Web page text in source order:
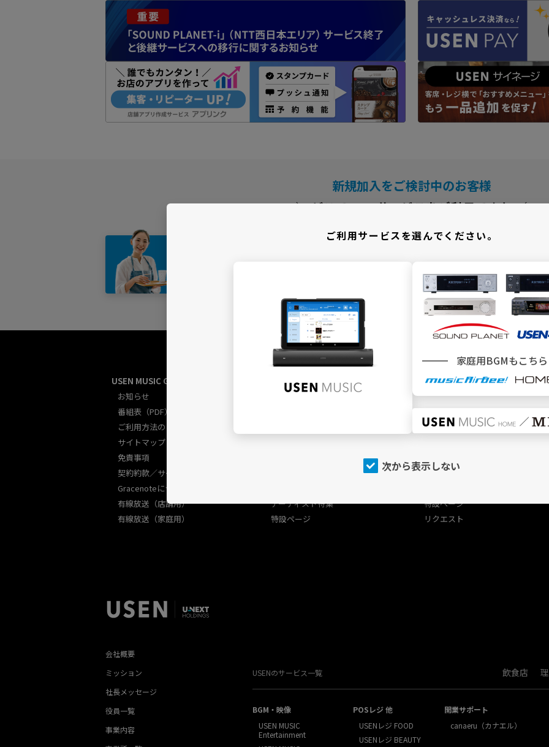
新規加入をご検討中のお客様
＼ どこでBGMサービスをご利用ですか ／
USEN MUSIC GUIDE総合
お知らせ
番組表（PDF）
ご利用方法のご案内
サイトマップ
免責事項
契約約款／サービス規約
Gracenoteについて
有線放送（店舗用）
有線放送（家庭用）
USEN MUSIC
トップページ
アーティスト特集
特設ページ
SOUND PLANET／USEN440
トップページ
PLAYING）
USEN（有線）ランキング
特設ページ
リクエスト
会社概要
ミッション
社長メッセージ
役員一覧
事業内容
USENのサービス一覧 飲食店
BGM・映像
USEN MUSIC
Entertainment
POSレジ 他
USENレジ FOOD
USENレジ BEAUTY
開業サポート
canaeru（カナエル）
ご利用サービスを選んでください。
家庭用BGMもこちら
次から表示しない